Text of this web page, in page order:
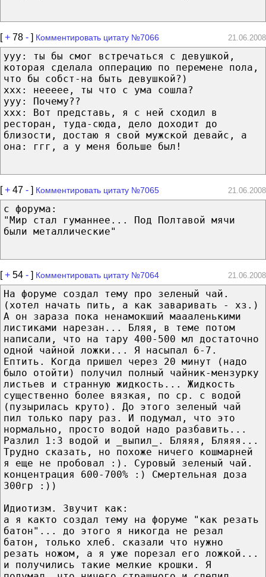
[+ 78 - ] Комментировать цитату №7066 21.06.2008
yyy: ты бы смог встречаться с девушкой,
которая сделала опперацию по перемене пола,
что бы собст-на быть девушкой?)
ххх: неееее, ты что с ума сошла?
ууу: Почему??
ххх: Вот представь, я с ней сходил в
ресторан, туда-сюда, дело доходит до
близости, достаю я свой мужской девайс, а
она: ггг, а у меня больше был!
[+ 47 - ] Комментировать цитату №7065 21.06.2008
с форума:
"Мир стал гуманнее... Под Полтавой мячи
были металлические"
[+ 54 - ] Комментировать цитату №7064 21.06.2008
На форуме создал тему про зеленый чай.
(хотел начать пить, а как заваривать - хз.)
А он зараза пока ненамокший маааленькими
листиками нарезан... Бляя, в теме потом
написали, что на тару 400-500 мл достаточно
одной чайной ложки... Я насыпал 6-7.
Ептить. Когда пришел через 20 минут (надо
было отойти) получил полный чайник-мензурку
листьев и странную жидкость... Жидкость
существенно более вязкая, по ср. с водой
(пузырилась круто). До этого зеленый чай
пил только пару раз. И подумал, что это
нормально, просто водой надо разбавить...
Разлил 1:3 водой и _выпил_. Бляяя, Бляяя...
Трудно сказать, но похоже ничего кошмарней
я еще не пробовал :). Суровый зеленый чай.
концентрация 600-700% :) Смертельная доза
300гр :))
Идиотизм. Звучит как:
а я както создал тему на форуме "как резать
батон"... до этого я никогда не резал
батон, только хлеб. сказали что нужно
резать ножом, а я уже порезал его ложкой...
и получились такие мелкие крошки. Я